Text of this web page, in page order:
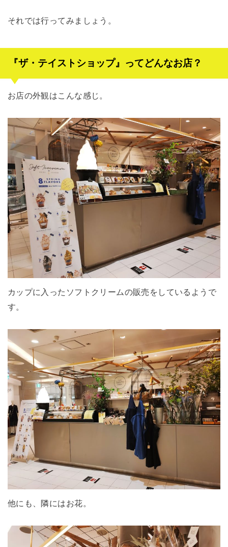
それでは行ってみましょう。
『ザ・テイストショップ』ってどんなお店？
お店の外観はこんな感じ。
カップに入ったソフトクリームの販売をしているようで
す。
他にも、隣にはお花。